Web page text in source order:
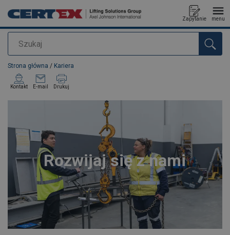
Szukaj
Zapytanie menu
Dodano do zapytania
Strona główna / Kariera
Kontakt E-mail Drukuj
Rozwijaj się z nami